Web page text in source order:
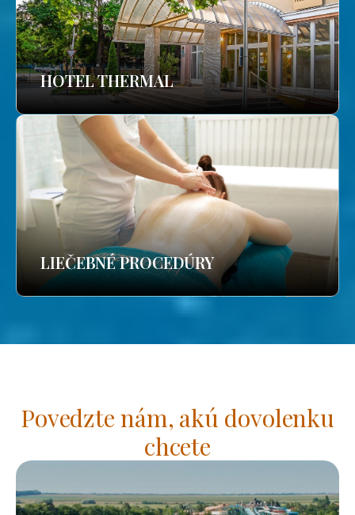
HOTEL THERMAL
LIEČEBNÉ PROCEDÚRY
Povedzte nám, akú dovolenku
chcete